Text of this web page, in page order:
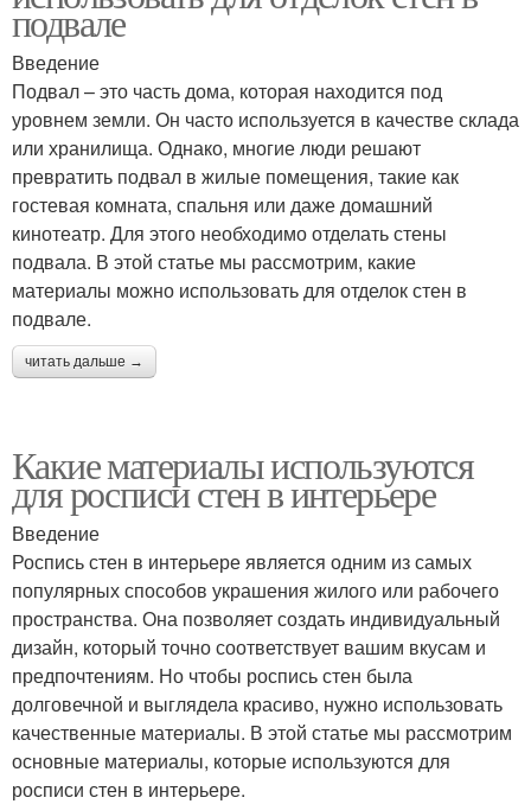
подвале
Введение
Подвал – это часть дома, которая находится под
уровнем земли. Он часто используется в качестве склада
или хранилища. Однако, многие люди решают
превратить подвал в жилые помещения, такие как
гостевая комната, спальня или даже домашний
кинотеатр. Для этого необходимо отделать стены
подвала. В этой статье мы рассмотрим, какие
материалы можно использовать для отделок стен в
подвале.
читать дальше →
Какие материалы используются
для росписи стен в интерьере
Введение
Роспись стен в интерьере является одним из самых
популярных способов украшения жилого или рабочего
пространства. Она позволяет создать индивидуальный
дизайн, который точно соответствует вашим вкусам и
предпочтениям. Но чтобы роспись стен была
долговечной и выглядела красиво, нужно использовать
качественные материалы. В этой статье мы рассмотрим
основные материалы, которые используются для
росписи стен в интерьере.